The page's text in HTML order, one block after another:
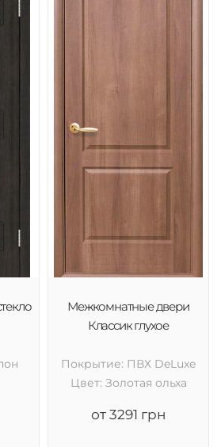
Межкомнатные двери
Классик глухое
Покрытие: ПВХ DeLuxe
Цвет: Золотая ольха
от 3291 грн